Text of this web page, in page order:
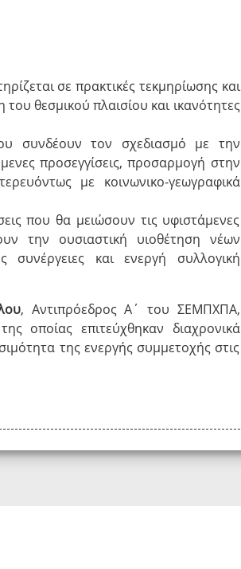
σε πρακτικές τεκμηρίωσης και
θεσμικού πλαισίου και ικανότητες
συνδέουν τον σχεδιασμό με την
προσεγγίσεις, προσαρμογή στην
με κοινωνικο-γεωγραφικά
που θα μειώσουν τις υφιστάμενες
την ουσιαστική υιοθέτηση νέων
συνέργειες και ενεργή συλλογική
, Αντιπρόεδρος Α΄ του ΣΕΜΠΧΠΑ,
οποίας επιτεύχθηκαν διαχρονικά
της ενεργής συμμετοχής στις